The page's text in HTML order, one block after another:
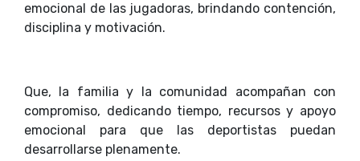
emocional de las jugadoras, brindando contención,
disciplina y motivación.
Que, la familia y la comunidad acompañan con
compromiso, dedicando tiempo, recursos y apoyo
emocional para que las deportistas puedan
desarrollarse plenamente.